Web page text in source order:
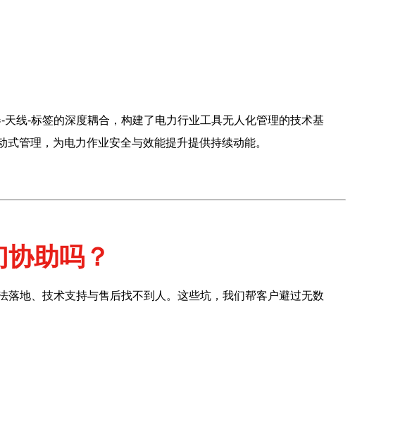
线-标签的深度耦合，构建了电力行业工具无人化管理的技术基
管理，为电力作业安全与效能提升提供持续动能。
助吗？
落地、技术支持与售后找不到人。这些坑，我们帮客户避过无数